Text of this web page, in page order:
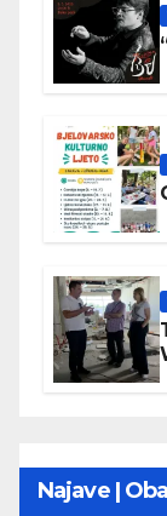
Najave |